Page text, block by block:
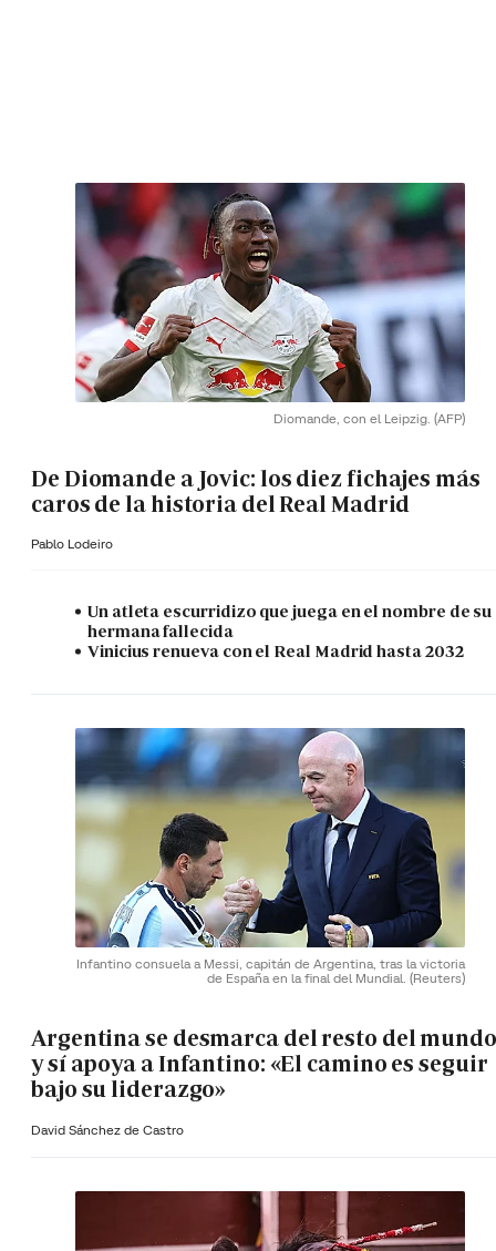
Diomande, con el Leipzig. (AFP)
De Diomande a Jovic: los diez fichajes más
caros de la historia del Real Madrid
Pablo Lodeiro
Un atleta escurridizo que juega en el nombre de su
hermana fallecida
Vinicius renueva con el Real Madrid hasta 2032
Infantino consuela a Messi, capitán de Argentina, tras la victoria
de España en la final del Mundial. (Reuters)
Argentina se desmarca del resto del mundo
y sí apoya a Infantino: «El camino es seguir
bajo su liderazgo»
David Sánchez de Castro